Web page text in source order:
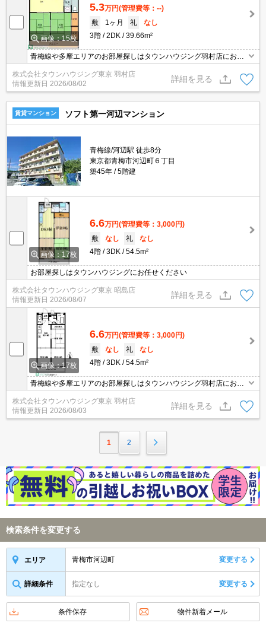
画像：15枚
5.3万円(管理費等：--)
敷
1ヶ月 礼
なし
3階
2DK 39.66m²
青梅線や多摩エリアのお部屋探しはタウンハウジング羽村店にお任
せを！ご来店時無料駐車場ご用意あります！
株式会社タウンハウジング東京 羽村店
情報更新日 2026/08/02
詳細を見る
賃貸マンション ソフト第一河辺マンション
青梅線/河辺駅 徒歩8分
東京都青梅市河辺町６丁目
築45年
5階建
画像：17枚
6.6万円(管理費等：3,000円)
敷
なし 礼
なし
4階
3DK 54.5m²
お部屋探しはタウンハウジングにお任せください
株式会社タウンハウジング東京 昭島店
情報更新日 2026/08/07
詳細を見る
画像：17枚
6.6万円(管理費等：3,000円)
敷
なし 礼
なし
4階
3DK 54.5m²
青梅線や多摩エリアのお部屋探しはタウンハウジング羽村店にお任
せを！ご来店時無料駐車場ご用意あります！
株式会社タウンハウジング東京 羽村店
情報更新日 2026/08/03
詳細を見る
1 2
検索条件を変更する
エリア 青梅市河辺町 変更する
詳細条件 指定なし 変更する
条件保存 物件新着メール